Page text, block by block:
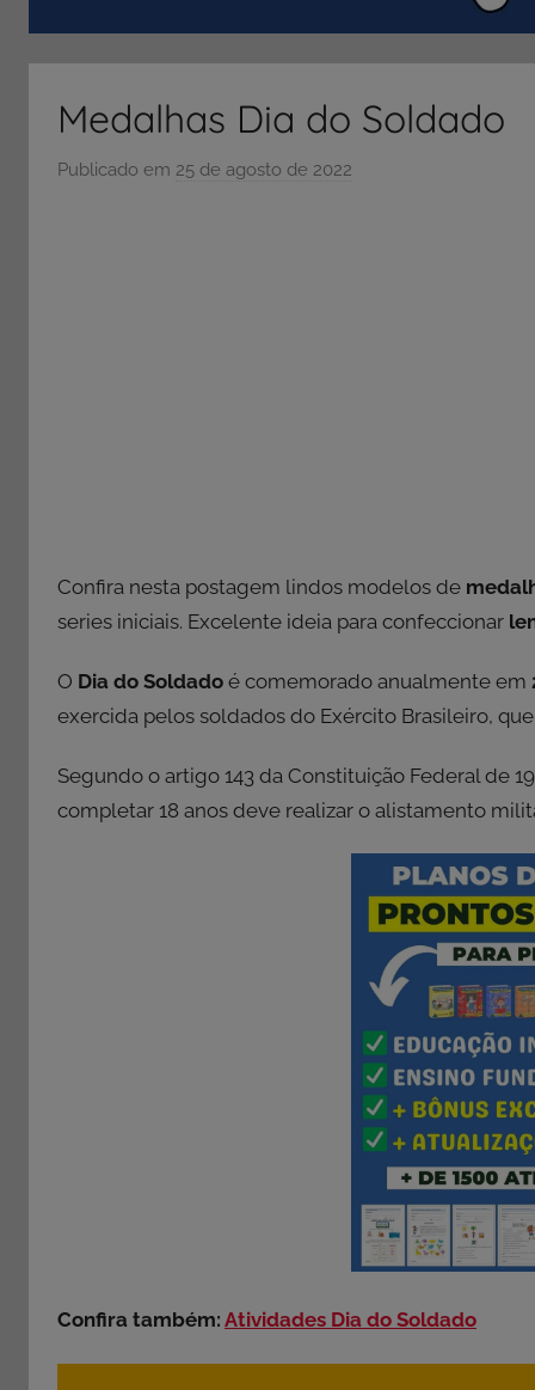
ENEM
e
cursosMedalhas Dia do Soldado
Publicado em 25 de agosto de 2022
Confira nesta postagem lindos modelos de
series iniciais. Excelente ideia para confeccionar
O Dia do Soldado é comemorado anualmente em
exercida pelos soldados do Exército Brasileiro,
Segundo o artigo 143 da Constituição Federal de
completar 18 anos deve realizar o alistamento
Confira também: Atividades Dia do Soldado